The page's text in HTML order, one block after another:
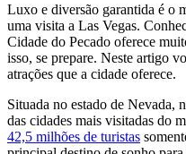
Luxo e diversão garantida é o
uma visita a Las Vegas.
Cidade do Pecado oferece
isso, se prepare. Neste artigo
atrações que a cidade oferece.
Situada no estado de Nevada,
das cidades mais visitadas do
42,5 milhões de turistas